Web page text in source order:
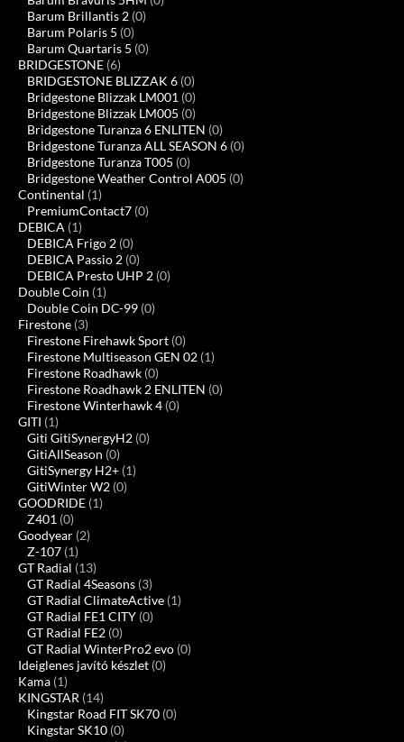
Barum Brillantis 2 (0)
Barum Polaris 5 (0)
Barum Quartaris 5 (0)
BRIDGESTONE (6)
BRIDGESTONE BLIZZAK 6 (0)
Bridgestone Blizzak LM001 (0)
Bridgestone Blizzak LM005 (0)
Bridgestone Turanza 6 ENLITEN (0)
Bridgestone Turanza ALL SEASON 6 (0)
Bridgestone Turanza T005 (0)
Bridgestone Weather Control A005 (0)
Continental (1)
PremiumContact7 (0)
DEBICA (1)
DEBICA Frigo 2 (0)
DEBICA Passio 2 (0)
DEBICA Presto UHP 2 (0)
Double Coin (1)
Double Coin DC-99 (0)
Firestone (3)
Firestone Firehawk Sport (0)
Firestone Multiseason GEN 02 (1)
Firestone Roadhawk (0)
Firestone Roadhawk 2 ENLITEN (0)
Firestone Winterhawk 4 (0)
GITI (1)
Giti GitiSynergyH2 (0)
GitiAllSeason (0)
GitiSynergy H2+ (1)
GitiWinter W2 (0)
GOODRIDE (1)
Z401 (0)
Goodyear (2)
Z-107 (1)
GT Radial (13)
GT Radial 4Seasons (3)
GT Radial ClimateActive (1)
GT Radial FE1 CITY (0)
GT Radial FE2 (0)
GT Radial WinterPro2 evo (0)
Ideiglenes javító készlet (0)
Kama (1)
KINGSTAR (14)
Kingstar Road FIT SK70 (0)
Kingstar SK10 (0)